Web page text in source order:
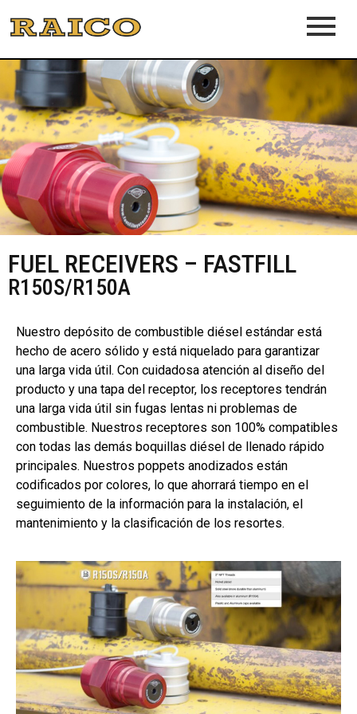
FUEL RECEIVERS – FASTFILL
R150S/R150A
Nuestro depósito de combustible diésel estándar está
hecho de acero sólido y está niquelado para garantizar
una larga vida útil. Con cuidadosa atención al diseño del
producto y una tapa del receptor, los receptores tendrán
una larga vida útil sin fugas lentas ni problemas de
combustible. Nuestros receptores son 100% compatibles
con todas las demás boquillas diésel de llenado rápido
principales. Nuestros poppets anodizados están
codificados por colores, lo que ahorrará tiempo en el
seguimiento de la información para la instalación, el
mantenimiento y la clasificación de los resortes.